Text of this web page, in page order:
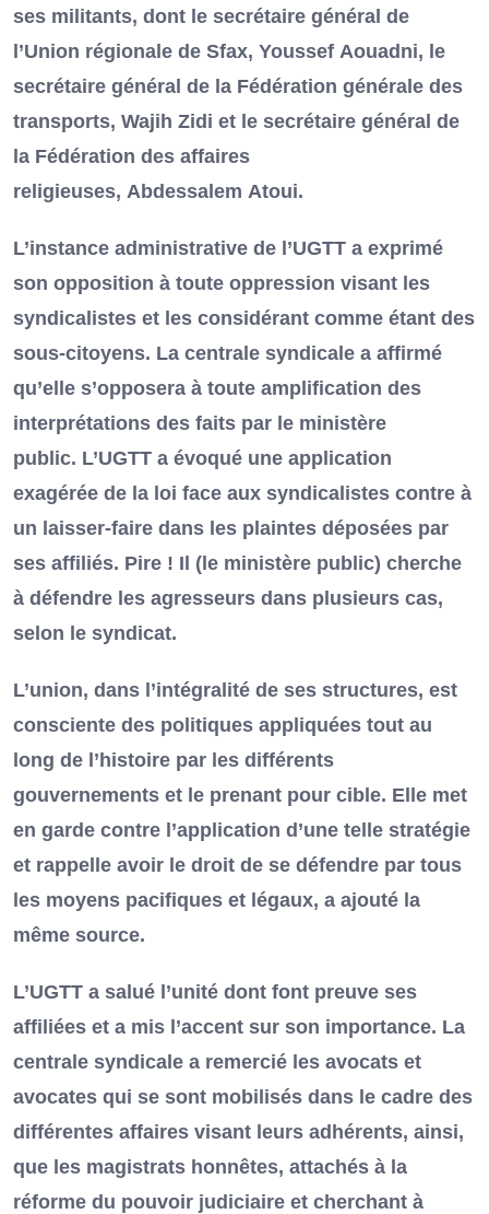
ses militants, dont le secrétaire général de
l’Union régionale de Sfax, Youssef Aouadni, le
secrétaire général de la Fédération générale des
transports, Wajih Zidi et le secrétaire général de
la Fédération des affaires
religieuses, Abdessalem Atoui.
L’instance administrative de l’UGTT a exprimé
son opposition à toute oppression visant les
syndicalistes et les considérant comme étant des
sous-citoyens. La centrale syndicale a affirmé
qu’elle s’opposera à toute amplification des
interprétations des faits par le ministère
public. L’UGTT a évoqué une application
exagérée de la loi face aux syndicalistes contre à
un laisser-faire dans les plaintes déposées par
ses affiliés. Pire ! Il (le ministère public) cherche
à défendre les agresseurs dans plusieurs cas,
selon le syndicat.
L’union, dans l’intégralité de ses structures, est
consciente des politiques appliquées tout au
long de l’histoire par les différents
gouvernements et le prenant pour cible. Elle met
en garde contre l’application d’une telle stratégie
et rappelle avoir le droit de se défendre par tous
les moyens pacifiques et légaux, a ajouté la
même source.
L’UGTT a salué l’unité dont font preuve ses
affiliées et a mis l’accent sur son importance. La
centrale syndicale a remercié les avocats et
avocates qui se sont mobilisés dans le cadre des
différentes affaires visant leurs adhérents, ainsi,
que les magistrats honnêtes, attachés à la
réforme du pouvoir judiciaire et cherchant à